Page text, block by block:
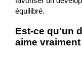
équilibré.
Est-ce qu'un
aime vraiment